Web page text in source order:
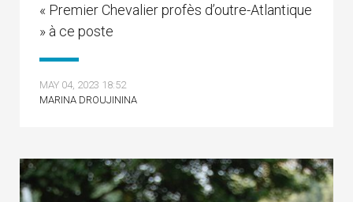
« Premier Chevalier profès d’outre-Atlantique
» à ce poste
MAY 04, 2023 18:52
MARINA DROUJININA